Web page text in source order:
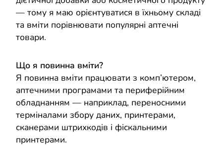
— тому я маю орієнтуватися в їхньому складі
та вміти порівнювати популярні аптечні
товари.
Що я повинна вміти?
Я повинна вміти працювати з комп’ютером,
аптечними програмами та периферійним
обладнанням — наприклад, переносними
терміналами збору даних, принтерами,
сканерами штрихкодів і фіскальними
принтерами.